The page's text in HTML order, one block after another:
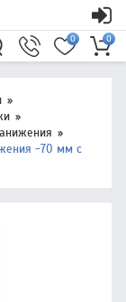
0
0
-70 мм с